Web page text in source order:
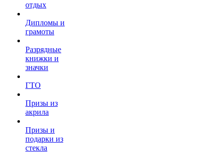
отдых
Дипломы и
грамоты
Разрядные
книжки и
значки
ГТО
Призы из
акрила
Призы и
подарки из
стекла